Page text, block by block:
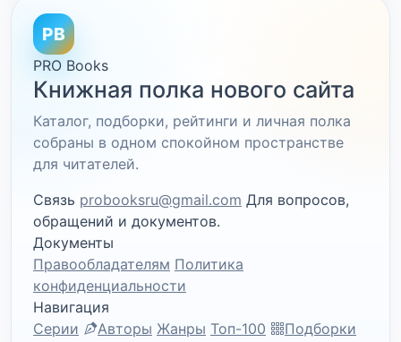
PB
PRO Books
Книжная полка нового сайта
Каталог, подборки, рейтинги и личная полка
собраны в одном спокойном пространстве
для читателей.
Связь probooksru@gmail.com Для вопросов,
обращений и документов.
Документы
Правообладателям Политика
конфиденциальности
Навигация
Серии
Авторы Жанры Топ-100
Подборки